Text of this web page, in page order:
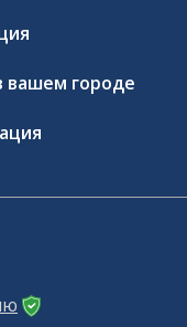
вашем городе